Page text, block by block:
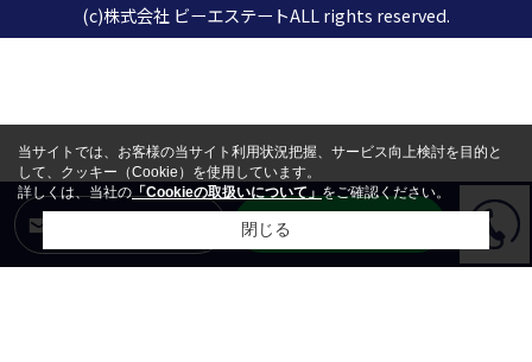
(c)株式会社 ビーエステートALL rights reserved.
LINEからお問合せ
当サイトでは、お客様の当サイト利用状況把握、サービス向上検討を目的と
して、クッキー（Cookie）を使用しています。
詳しくは、当社の「Cookieの取扱いについて」をご確認ください。
閉じる